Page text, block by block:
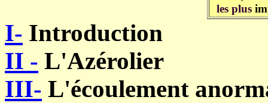
les plus
I- Introduction
II - L'Azérolier
III- L'écoulement